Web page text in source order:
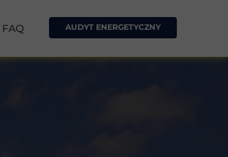
FAQ AUDYT ENERGETYCZNY